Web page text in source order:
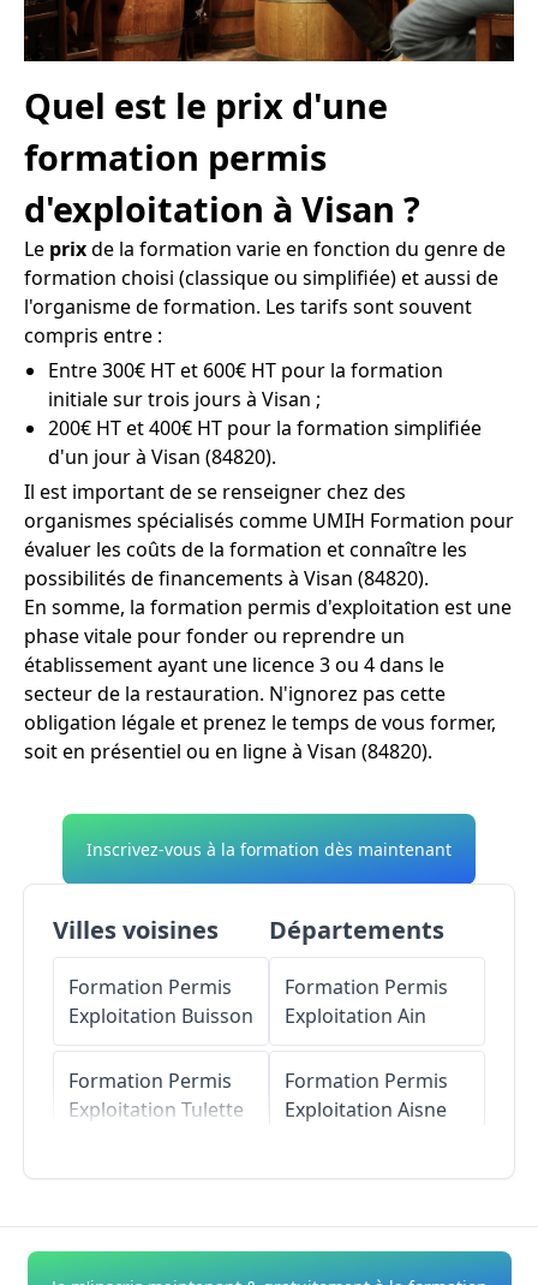
Quel est le prix d'une
formation permis
d'exploitation à Visan ?
Le prixde la formation varie en fonction du genre de
formation choisi (classique ou simplifiée) et aussi de
l'organisme de formation. Les tarifs sont souvent
compris entre :
Entre 300€ HT et 600€ HT pour la formation
initiale sur trois jours à Visan ;
200€ HT et 400€ HT pour la formation simplifiée
d'un jour à Visan (84820).
Il est important de se renseigner chez des
organismes spécialisés comme UMIH Formation pour
évaluer les coûts de la formation et connaître les
possibilités de financements à Visan (84820).
En somme, la formation permis d'exploitation est une
phase vitale pour fonder ou reprendre un
établissement ayant une licence 3 ou 4 dans le
secteur de la restauration. N'ignorez pas cette
obligation légale et prenez le temps de vous former,
soit en présentiel ou en ligne à Visan (84820).
Inscrivez-vous à la formation dès maintenant
Villes voisines
Formation Permis
Exploitation Buisson
Formation Permis
Exploitation Tulette
Formation Permis
Roman-de-
Malegarde
Départements
Formation Permis
Exploitation Ain
Formation Permis
Exploitation Aisne
Formation Permis